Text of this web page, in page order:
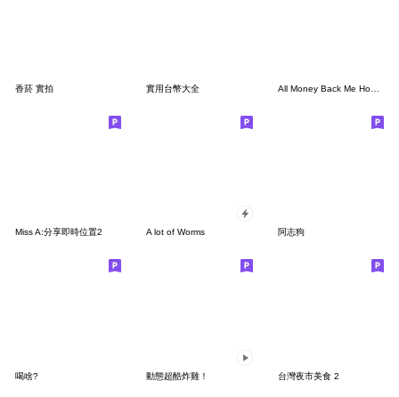
香菸 實拍 實用台幣大全 All Money Back Me Home 錢 貼圖
Miss A:分享即時位置2 A lot of Worms 阿志狗
喝啥? 動態超酷炸雞！ 台灣夜市美食 2